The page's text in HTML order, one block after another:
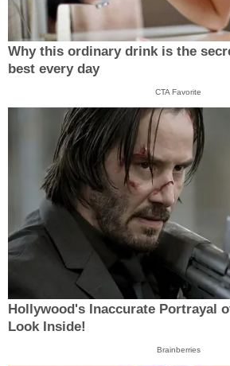
Why this ordinary drink is the
best every day
CTA Favorite
Hollywood's Inaccurate Portrayal
Look Inside!
Brainberries